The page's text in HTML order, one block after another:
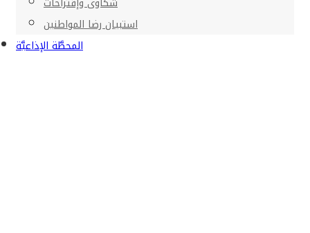
استبيان رضا المواطنين
المحطَّة الإذاعيَّة